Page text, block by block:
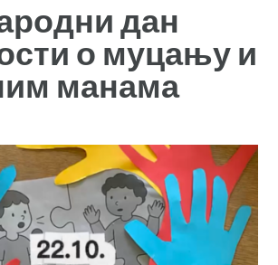
дан
о муцању и
манама